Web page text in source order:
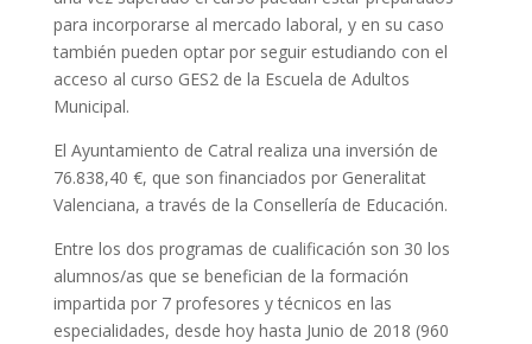
para incorporarse al mercado laboral, y en su caso
también pueden optar por seguir estudiando con el
acceso al curso GES2 de la Escuela de Adultos
Municipal.
El Ayuntamiento de Catral realiza una inversión de
76.838,40 €, que son financiados por Generalitat
Valenciana, a través de la Consellería de Educación.
Entre los dos programas de cualificación son 30 los
alumnos/as que se benefician de la formación
impartida por 7 profesores y técnicos en las
especialidades, desde hoy hasta Junio de 2018 (960